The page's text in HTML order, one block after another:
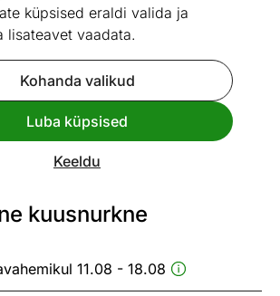
küpsised eraldi valida ja
lisateavet vaadata.
Kohanda valikud
Luba küpsised
Keeldu
Go to slide 8
Vaata sarnaseid
kuusnurkne
11.08 - 18.08